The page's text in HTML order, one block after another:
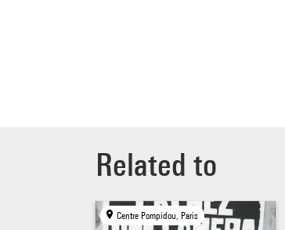
Related to
Centre Pompidou, Paris